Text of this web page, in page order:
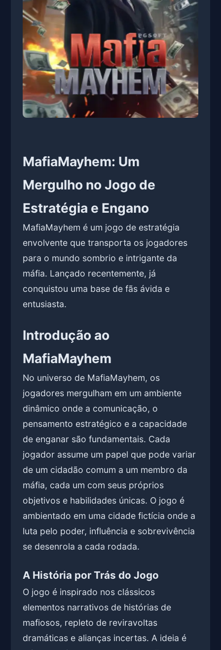
MafiaMayhem: Um
Mergulho no Jogo de
Estratégia e Engano
MafiaMayhem é um jogo de estratégia
envolvente que transporta os jogadores
para o mundo sombrio e intrigante da
máfia. Lançado recentemente, já
conquistou uma base de fãs ávida e
entusiasta.
Introdução ao
MafiaMayhem
No universo de MafiaMayhem, os
jogadores mergulham em um ambiente
dinâmico onde a comunicação, o
pensamento estratégico e a capacidade
de enganar são fundamentais. Cada
jogador assume um papel que pode variar
de um cidadão comum a um membro da
máfia, cada um com seus próprios
objetivos e habilidades únicas. O jogo é
ambientado em uma cidade fictícia onde a
luta pelo poder, influência e sobrevivência
se desenrola a cada rodada.
A História por Trás do Jogo
O jogo é inspirado nos clássicos
elementos narrativos de histórias de
mafiosos, repleto de reviravoltas
dramáticas e alianças incertas. A ideia é